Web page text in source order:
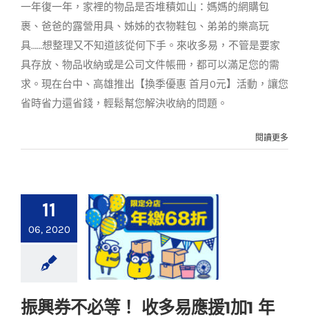
一年復一年，家裡的物品是否堆積如山：媽媽的網購包
裹、爸爸的露營用具、姊姊的衣物鞋包、弟弟的樂高玩
具……想整理又不知道該從何下手。來收多易，不管是要家
具存放、物品收納或是公司文件帳冊，都可以滿足您的需
求。現在台中、高雄推出【換季優惠 首月0元】活動，讓您
省時省力還省錢，輕鬆幫您解決收納的問題。
閱讀更多
11
06, 2020
振興券不必等！ 收多
振興券不必等！ 收多易應援1加1 年